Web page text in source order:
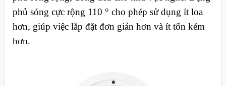
phủ sóng cực rộng 110 ° cho phép sử dụng ít loa
hơn, giúp việc lắp đặt đơn giản hơn và ít tốn kém
hơn.